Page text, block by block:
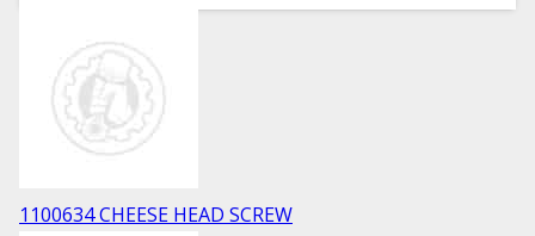
1100634 CHEESE HEAD SCREW